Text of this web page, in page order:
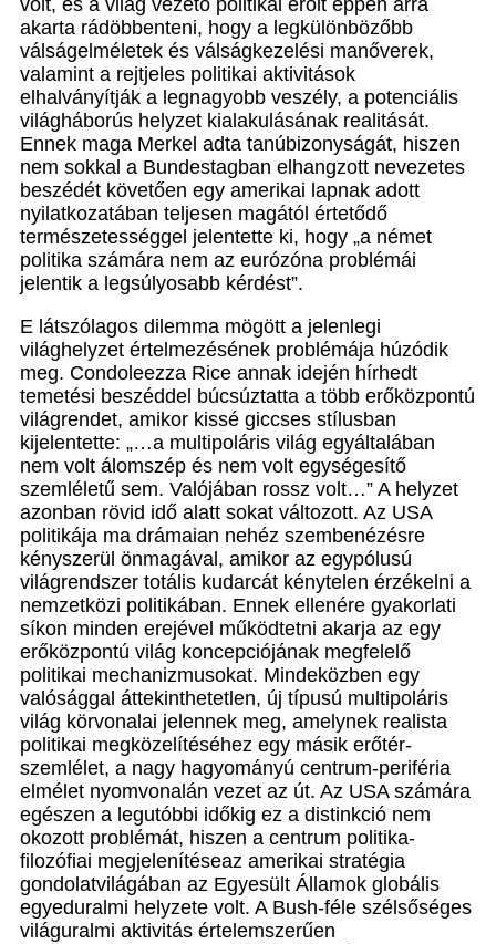
volt, és a világ vezető politikai erőit éppen arra
akarta rádöbbenteni, hogy a legkülönbözőbb
válságelméletek és válságkezelési manőverek,
valamint a rejtjeles politikai aktivitások
elhalványítják a legnagyobb veszély, a potenciális
világháborús helyzet kialakulásának realitását.
Ennek maga Merkel adta tanúbizonyságát, hiszen
nem sokkal a Bundestagban elhangzott nevezetes
beszédét követően egy amerikai lapnak adott
nyilatkozatában teljesen magától értetődő
természetességgel jelentette ki, hogy „a német
politika számára nem az eurózóna problémái
jelentik a legsúlyosabb kérdést”.
E látszólagos dilemma mögött a jelenlegi
világhelyzet értelmezésének problémája húzódik
meg. Condoleezza Rice annak idején hírhedt
temetési beszéddel búcsúztatta a több erőközpontú
világrendet, amikor kissé giccses stílusban
kijelentette: „…a multipoláris világ egyáltalában
nem volt álomszép és nem volt egységesítő
szemléletű sem. Valójában rossz volt…” A helyzet
azonban rövid idő alatt sokat változott. Az USA
politikája ma drámaian nehéz szembenézésre
kényszerül önmagával, amikor az egypólusú
világrendszer totális kudarcát kénytelen érzékelni a
nemzetközi politikában. Ennek ellenére gyakorlati
síkon minden erejével működtetni akarja az egy
erőközpontú világ koncepciójának megfelelő
politikai mechanizmusokat. Mindeközben egy
valósággal áttekinthetetlen, új típusú multipoláris
világ körvonalai jelennek meg, amelynek realista
politikai megközelítéséhez egy másik erőtér-
szemlélet, a nagy hagyományú centrum-periféria
elmélet nyomvonalán vezet az út. Az USA számára
egészen a legutóbbi időkig ez a distinkció nem
okozott problémát, hiszen a centrum politika-
filozófiai megjelenítéseaz amerikai stratégia
gondolatvilágában az Egyesült Államok globális
egyeduralmi helyzete volt. A Bush-féle szélsőséges
világuralmi aktivitás értelemszerűen